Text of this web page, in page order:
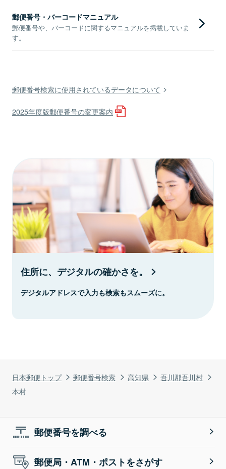
日本郵便トップ 郵便番号検索 高知県
吾川郡吾川村
本村
郵便番号・バーコードマニュアル
郵便番号や、バーコードに関するマニュアルを掲載していま
す。
郵便番号検索に使用されているデータについて
2025年度版郵便番号の変更案内
住所に、デジタルの確かさを。
デジタルアドレスで入力も検索もスムーズに。
郵便番号を調べる
郵便局・ATM・ポストをさがす